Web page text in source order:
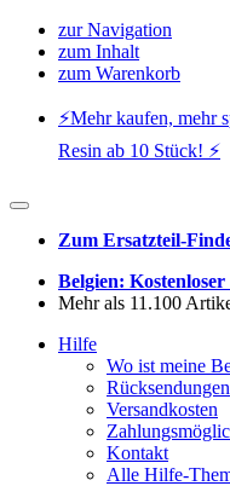
zur Navigation
zum Inhalt
zum Warenkorb
⚡️Mehr kaufen, mehr
Resin ab 10 Stück! ⚡️
Zum Ersatzteil-
Belgien:
Mehr als 11.100
Hilfe
Wo ist meine
Rücksendungen
Versandkosten
Kontakt
Alle Hilfe-